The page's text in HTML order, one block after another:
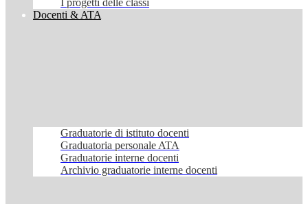
I progetti delle classi
Docenti & ATA
Graduatorie di istituto docenti
Graduatoria personale ATA
Graduatorie interne docenti
Archivio graduatorie interne docenti